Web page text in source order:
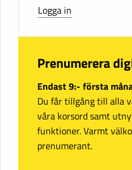
Logga in
Prenumerera
Endast 9:- första
Du får tillgång till alla
våra korsord samt
funktioner. Varmt
prenumerant.